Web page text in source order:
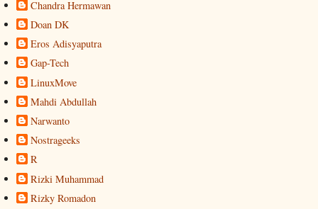
Chandra Hermawan
Doan DK
Eros Adisyaputra
Gap-Tech
LinuxMove
Mahdi Abdullah
Narwanto
Nostrageeks
R
Rizki Muhammad
Rizky Romadon